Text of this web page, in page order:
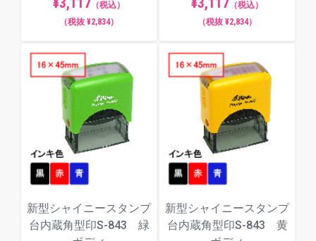
（税込）
（税抜 ¥2,834）
（税込）
（税抜 ¥2,834）
新型シャイニースタンプ
台内蔵角型印S-843 緑
新型シャイニースタンプ
台内蔵角型印S-843 黄